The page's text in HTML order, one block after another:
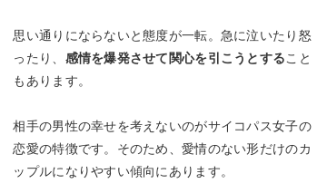
思い通りにならないと態度が一転。急に泣いたり怒
ったり、 感情を爆発させて関心を引こうとすること
もあります。
相手の男性の幸せを考えないのがサイコパス女子の
恋愛の特徴です。そのため、愛情のない形だけのカ
ップルになりやすい傾向にあります。